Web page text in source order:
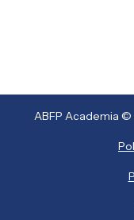
ABFP Academia ©